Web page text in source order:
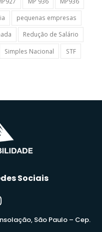
pequenas empresas
Redução de Salário
Simples Nacional STF
Sociais
São Paulo – Cep.